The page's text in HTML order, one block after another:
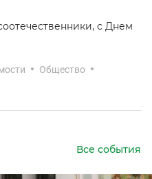
с Днем
Общество
Все события